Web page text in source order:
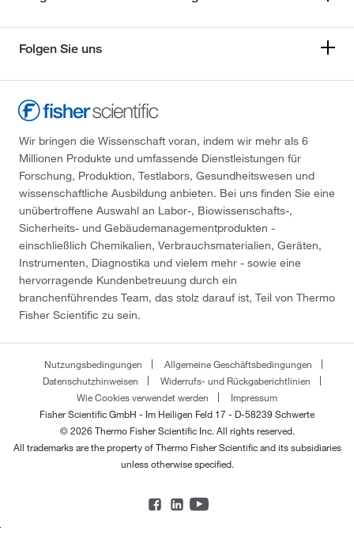
Folgen Sie uns
Wir bringen die Wissenschaft voran, indem wir mehr als 6
Millionen Produkte und umfassende Dienstleistungen für
Forschung, Produktion, Testlabors, Gesundheitswesen und
wissenschaftliche Ausbildung anbieten. Bei uns finden Sie eine
unübertroffene Auswahl an Labor-, Biowissenschafts-,
Sicherheits- und Gebäudemanagementprodukten -
einschließlich Chemikalien, Verbrauchsmaterialien, Geräten,
Instrumenten, Diagnostika und vielem mehr - sowie eine
hervorragende Kundenbetreuung durch ein
branchenführendes Team, das stolz darauf ist, Teil von Thermo
Fisher Scientific zu sein.
Nutzungsbedingungen
Allgemeine Geschäftsbedingungen
Datenschutzhinweisen
Widerrufs- und Rückgaberichtlinien
Wie Cookies verwendet werden
Impressum
Fisher Scientific GmbH - Im Heiligen Feld 17 - D-58239 Schwerte
© 2026 Thermo Fisher Scientific Inc. All rights reserved.
All trademarks are the property of Thermo Fisher Scientific and its subsidiaries
unless otherwise specified.